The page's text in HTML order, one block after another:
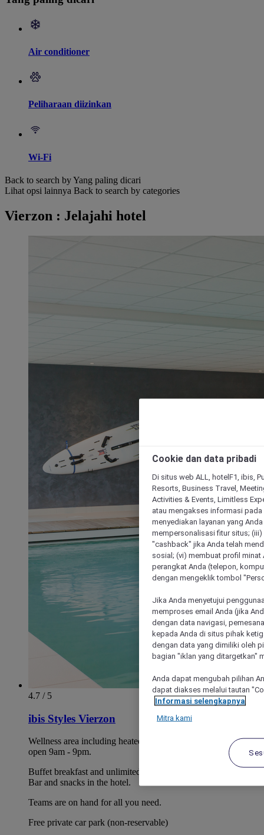
Air conditioner
Peliharaan diizinkan
Wi-Fi
Back to search by Yang paling dicari
Lihat opsi lainnya Back to search by categories
Vierzon : Jelajahi hotel
4.7 / 5
ibis Styles Vierzon
Wellness area including heated pool and fitness equipment
open 9am - 9pm.
Buffet breakfast and unlimited WIFI included in all prices.
Bar and snacks in the hotel.
Teams are on hand for all you need.
Free private car park (non-reservable)
Cookie dan data pribadi
Di situs web ALL, hotelF1, ibis,
Resorts, Business Travel,
Activities & Events, Limitless
atau mengakses informasi
menyediakan layanan yang
mempersonalisasi fitur situs;
"cashback" jika Anda telah
sosial; (vi) membuat profil
perangkat Anda (telepon,
dengan mengeklik tombol
Jika Anda menyetujui
memproses email Anda (jika
dengan data navigasi,
kepada Anda di situs pihak
dengan data yang dimiliki oleh
bagian "iklan yang ditargetkan"
Anda dapat mengubah pilihan
dapat diakses melalui tautan
Informasi selengkapnya
Mitra kami